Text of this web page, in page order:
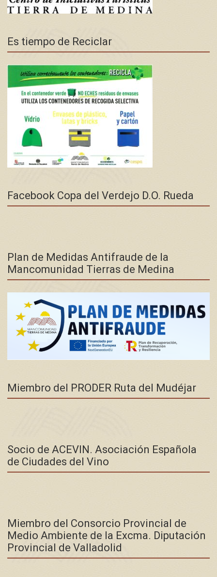
Es tiempo de Reciclar
Facebook Copa del Verdejo D.O. Rueda
Plan de Medidas Antifraude de la
Mancomunidad Tierras de Medina
Miembro del PRODER Ruta del Mudéjar
Socio de ACEVIN. Asociación Española
de Ciudades del Vino
Miembro del Consorcio Provincial de
Medio Ambiente de la Excma. Diputación
Provincial de Valladolid